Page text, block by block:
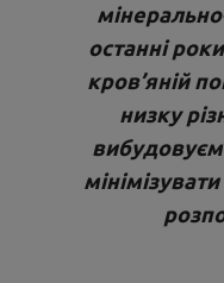
останні
кров’яній
низку